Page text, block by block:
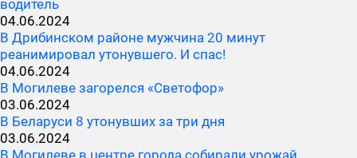
водитель
04.06.2024
В Дрибинском районе мужчина 20 минут
реанимировал утонувшего. И спас!
04.06.2024
В Могилеве загорелся «Светофор»
03.06.2024
В Беларуси 8 утонувших за три дня
03.06.2024
В Могилеве в центре города собирали урожай